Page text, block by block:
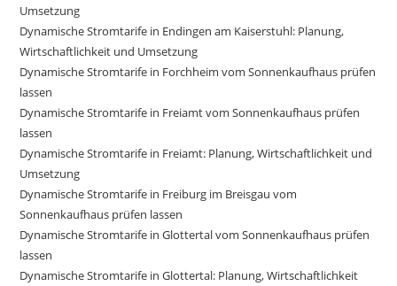
Umsetzung
Dynamische Stromtarife in Endingen am Kaiserstuhl: Planung,
Wirtschaftlichkeit und Umsetzung
Dynamische Stromtarife in Forchheim vom Sonnenkaufhaus prüfen
lassen
Dynamische Stromtarife in Freiamt vom Sonnenkaufhaus prüfen
lassen
Dynamische Stromtarife in Freiamt: Planung, Wirtschaftlichkeit und
Umsetzung
Dynamische Stromtarife in Freiburg im Breisgau vom
Sonnenkaufhaus prüfen lassen
Dynamische Stromtarife in Glottertal vom Sonnenkaufhaus prüfen
lassen
Dynamische Stromtarife in Glottertal: Planung, Wirtschaftlichkeit